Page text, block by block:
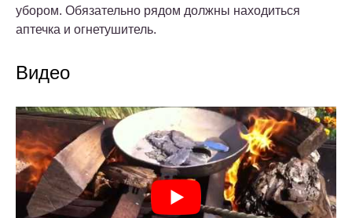
убором. Обязательно рядом должны находиться
аптечка и огнетушитель.
Видео